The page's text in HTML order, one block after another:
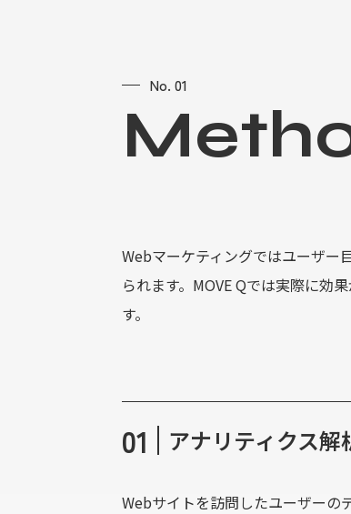
No. 01
Meth
Webマーケティングではユーザー
られます。MOVE Qでは実際に効
す。
01 アナリティクス解
Webサイトを訪問したユーザーの